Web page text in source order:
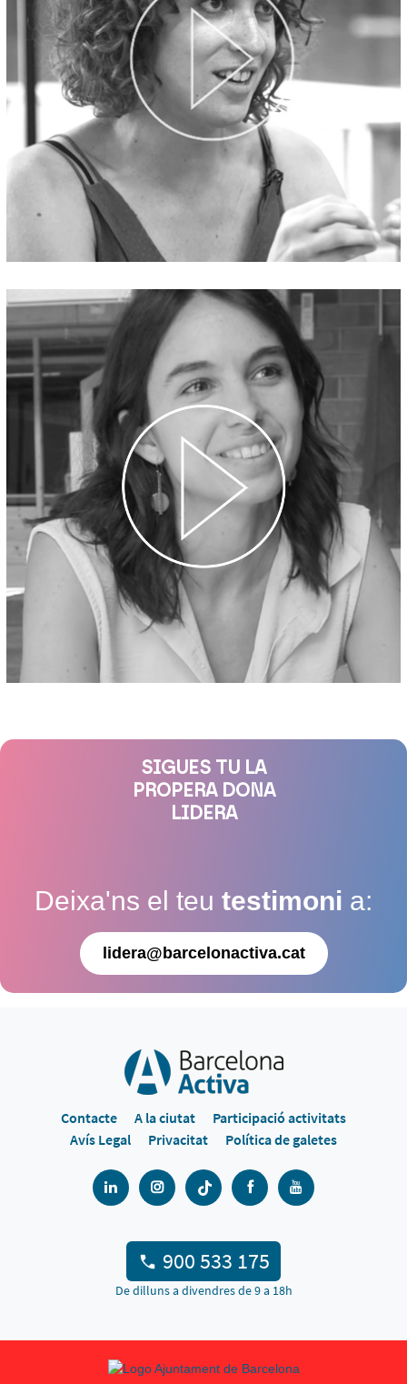
SIGUES TU LA
PROPERA DONA
LIDERA
Deixa'ns el teu testimoni a:
lidera@barcelonactiva.cat
Contacte A la ciutat
Participació activitats
Avís Legal
Privacitat Política de galetes
900 533 175
De dilluns a divendres de 9 a 18h